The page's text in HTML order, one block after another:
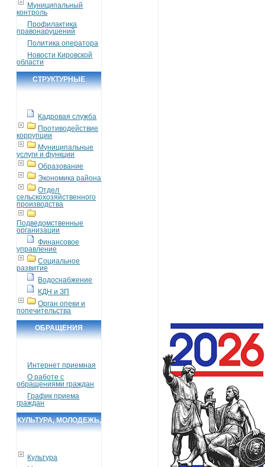
Муниципальный
контроль
Профилактика
правонарушений
Политика оператора
Новости Кировской
области
СТРУКТУРНЫЕ
Кадровая служба
Противодействие
коррупции
Муниципальные
услуги и функции
Образование
Экономика района
Отдел
сельскохозяйственного
производства
Подведомственные
организации
Финансовое
управление
Социальное
развитие
Водоснабжение
КДН и ЗП
Орган опеки и
попечительства
ОБРАЩЕНИЯ
Интернет приемная
О работе с
обращениями граждан
График приема
граждан
КУЛЬТУРА, МОЛОДЕЖЬ,
Культура